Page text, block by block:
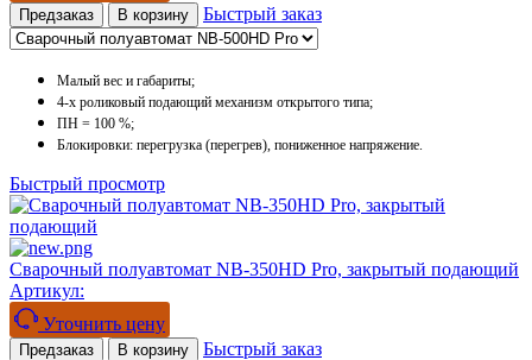
Предзаказ В корзину Быстрый заказ
Малый вес и габариты;
4-х роликовый подающий механизм открытого типа;
ПН = 100 %;
Блокировки: перегрузка (перегрев), пониженное напряжение.
Быстрый просмотр
Сварочный полуавтомат NB-350HD Pro, закрытый подающий
Артикул:
Уточнить цену
Предзаказ В корзину Быстрый заказ